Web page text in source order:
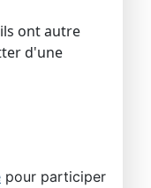
ont autre
d'une
pour participer